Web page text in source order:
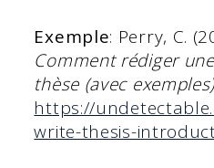
Exemple: Perry, C.
Comment rédiger
thèse (avec
https://
write-thesis-